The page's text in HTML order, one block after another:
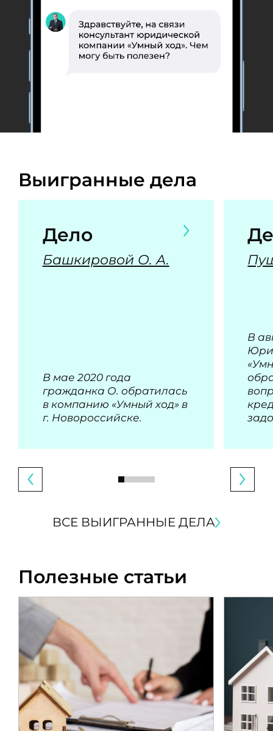
Выигранные дела
Дело
Башкировой О. А.
В мае 2020 года
гражданка О. обратилась
в компанию «Умный ход» в
г. Новороссийске.
В
ВСЕ ВЫИГРАННЫЕ ДЕЛА
Полезные статьи